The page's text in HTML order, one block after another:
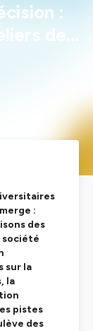
:
de
:
des
société
sur la
la
pistes
des